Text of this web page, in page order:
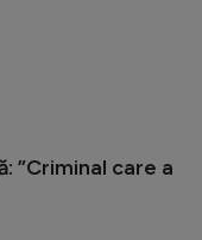
”Criminal care a